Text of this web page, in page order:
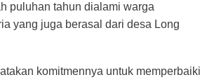
puluhan tahun dialami warga
yang juga berasal dari desa Long
komitmennya untuk memperbaiki